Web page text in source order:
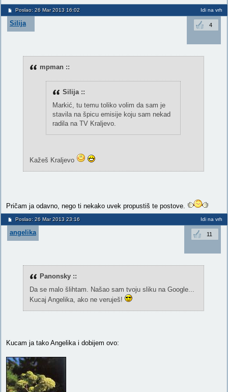
Poslao: 26 Mar 2013 16:02 Idi na vrh
Silija 4
mpman ::
Silija ::
Markić, tu temu toliko volim da sam je
stavila na špicu emisije koju sam nekad
radila na TV Kraljevo.
Kažeš Kraljevo
Pričam ja odavno, nego ti nekako uvek propustiš te postove.
Poslao: 26 Mar 2013 23:16 Idi na vrh
angelika 11
Panonsky ::
Da se malo šlihtam. Našao sam tvoju sliku na Google...
Kucaj Angelika, ako ne veruješ!
Kucam ja tako Angelika i dobijem ovo: